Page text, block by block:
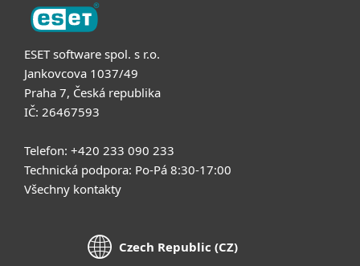
ESET software spol. s r.o.
Jankovcova 1037/49
Praha 7, Česká republika
IČ: 26467593
Telefon: +420 233 090 233
Technická podpora: Po-Pá 8:30-17:00
Všechny kontakty
Czech Republic (CZ)